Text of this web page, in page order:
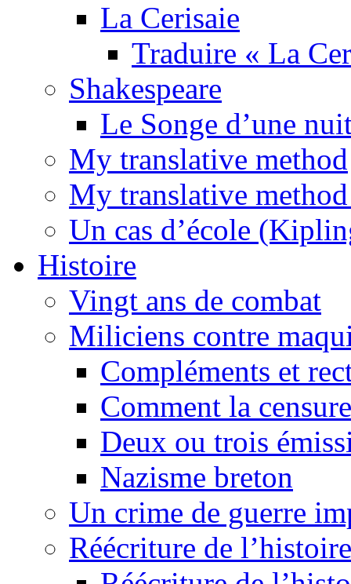
La Cerisaie
Traduire « La
Shakespeare
Le Songe d’une
My translative method
My translative
Un cas d’école
Histoire
Vingt ans de combat
Miliciens contre
Compléments et
Comment la
Deux ou trois
Nazisme breton
Un crime de guerre
Réécriture de